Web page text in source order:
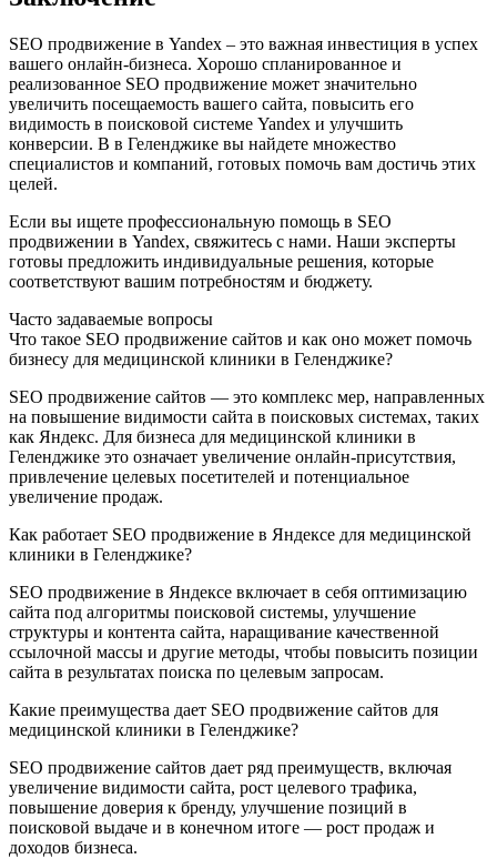
SEO продвижение в Yandex – это важная инвестиция в успех
вашего онлайн-бизнеса. Хорошо спланированное и
реализованное SEO продвижение может значительно
увеличить посещаемость вашего сайта, повысить его
видимость в поисковой системе Yandex и улучшить
конверсии. В в Геленджике вы найдете множество
специалистов и компаний, готовых помочь вам достичь этих
целей.
Если вы ищете профессиональную помощь в SEO
продвижении в Yandex, свяжитесь с нами. Наши эксперты
готовы предложить индивидуальные решения, которые
соответствуют вашим потребностям и бюджету.
Часто задаваемые вопросы
Что такое SEO продвижение сайтов и как оно может помочь
бизнесу для медицинской клиники в Геленджике?
SEO продвижение сайтов — это комплекс мер, направленных
на повышение видимости сайта в поисковых системах, таких
как Яндекс. Для бизнеса для медицинской клиники в
Геленджике это означает увеличение онлайн-присутствия,
привлечение целевых посетителей и потенциальное
увеличение продаж.
Как работает SEO продвижение в Яндексе для медицинской
клиники в Геленджике?
SEO продвижение в Яндексе включает в себя оптимизацию
сайта под алгоритмы поисковой системы, улучшение
структуры и контента сайта, наращивание качественной
ссылочной массы и другие методы, чтобы повысить позиции
сайта в результатах поиска по целевым запросам.
Какие преимущества дает SEO продвижение сайтов для
медицинской клиники в Геленджике?
SEO продвижение сайтов дает ряд преимуществ, включая
увеличение видимости сайта, рост целевого трафика,
повышение доверия к бренду, улучшение позиций в
поисковой выдаче и в конечном итоге — рост продаж и
доходов бизнеса.